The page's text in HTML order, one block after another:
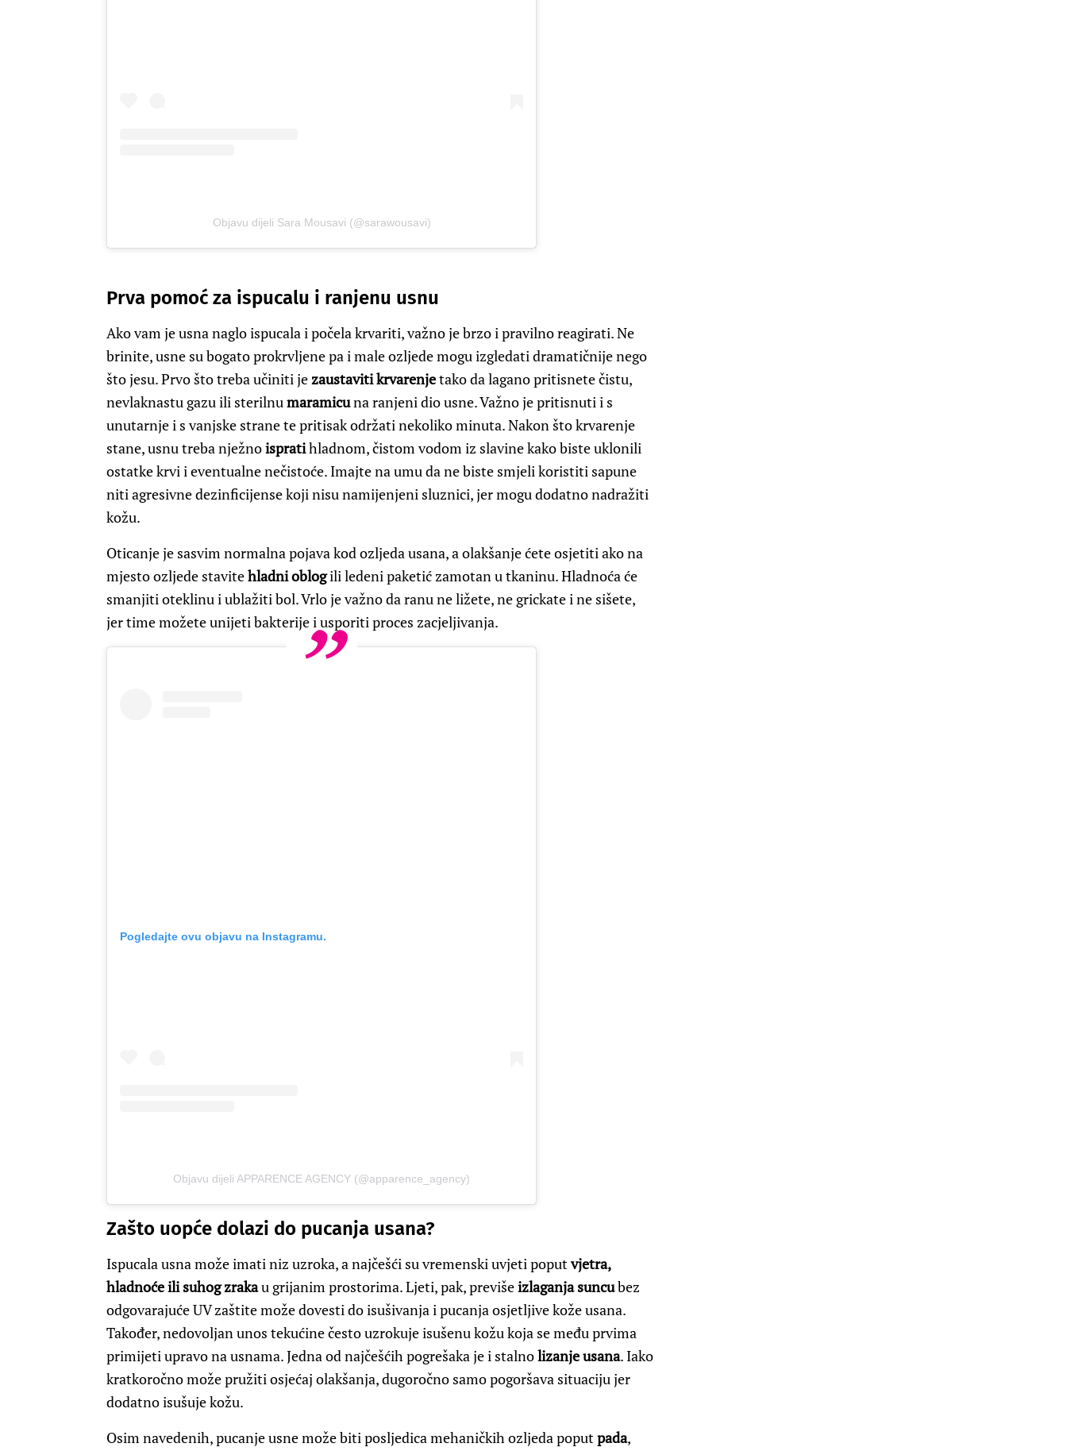
Objavu dijeli Sara Mousavi (@sarawousavi)
Prva pomoć za ispucalu i ranjenu usnu
Ako vam je usna naglo ispucala i počela krvariti, važno je brzo i pravilno reagirati. Ne
brinite, usne su bogato prokrvljene pa i male ozljede mogu izgledati dramatičnije nego
što jesu. Prvo što treba učiniti jezaustaviti krvarenjetako da lagano pritisnete čistu,
nevlaknastu gazu ili sterilnumaramicuna ranjeni dio usne. Važno je pritisnuti i s
unutarnje i s vanjske strane te pritisak održati nekoliko minuta. Nakon što krvarenje
stane, usnu treba nježnoispratihladnom, čistom vodom iz slavine kako biste uklonili
ostatke krvi i eventualne nečistoće. Imajte na umu da ne biste smjeli koristiti sapune
niti agresivne dezinficijense koji nisu namijenjeni sluznici, jer mogu dodatno nadražiti
kožu.
Oticanje je sasvim normalna pojava kod ozljeda usana, a olakšanje ćete osjetiti ako na
mjesto ozljede stavitehladni oblogili ledeni paketić zamotan u tkaninu. Hladnoća će
smanjiti oteklinu i ublažiti bol. Vrlo je važno da ranu ne ližete, ne grickate i ne sišete,
jer time možete unijeti bakterije i usporiti proces zacjeljivanja.
Pogledajte ovu objavu na Instagramu.
Objavu dijeli APPARENCE AGENCY (@apparence_agency)
Zašto uopće dolazi do pucanja usana?
Ispucala usna može imati niz uzroka, a najčešći su vremenski uvjeti poputvjetra,
hladnoće ili suhog zrakau grijanim prostorima. Ljeti, pak, previšeizlaganja suncubez
odgovarajuće UV zaštite može dovesti do isušivanja i pucanja osjetljive kože usana.
Također, nedovoljan unos tekućine često uzrokuje isušenu kožu koja se među prvima
primijeti upravo na usnama. Jedna od najčešćih pogrešaka je i stalnolizanje usana. Iako
kratkoročno može pružiti osjećaj olakšanja, dugoročno samo pogoršava situaciju jer
dodatno isušuje kožu.
Osim navedenih, pucanje usne može biti posljedica mehaničkih ozljeda poputpada,